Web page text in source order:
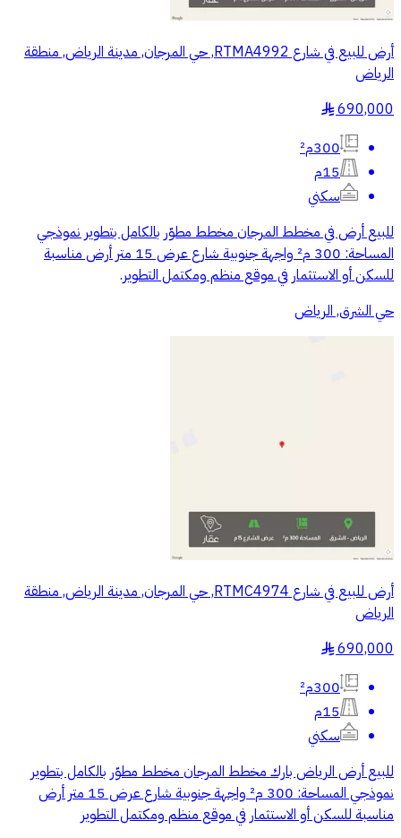
أرض للبيع في شارع RTMA4992, حي المرجان, مدينة الرياض, منطقة
الرياض
690,000
§
300م²
15م
سكني
للبيع أرض في مخطط المرجان مخطط مطوّر بالكامل بتطوير نموذجي
المساحة: 300 م² واجهة جنوبية شارع عرض 15 متر أرض مناسبة
للسكن أو الاستثمار في موقع منظم ومكتمل التطوير.
حي الشرق, الرياض
أرض للبيع في شارع RTMC4974, حي المرجان, مدينة الرياض, منطقة
الرياض
690,000
§
300م²
15م
سكني
للبيع أرض الرياض بارك مخطط المرجان مخطط مطوّر بالكامل بتطوير
نموذجي المساحة: 300 م² واجهة جنوبية شارع عرض 15 متر أرض
مناسبة للسكن أو الاستثمار في موقع منظم ومكتمل التطوير